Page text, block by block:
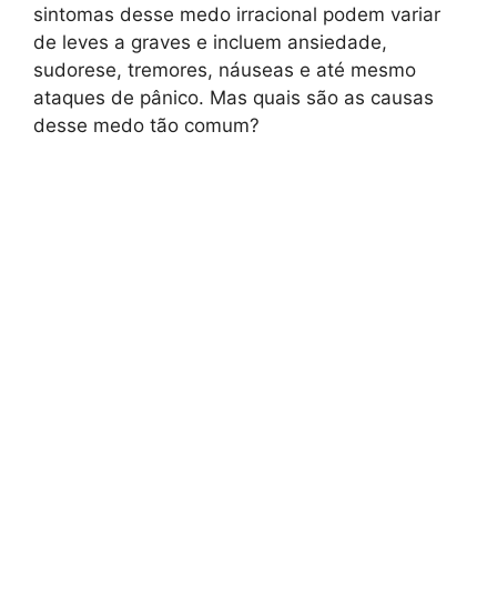
sintomas desse medo irracional podem variar
de leves a graves e incluem ansiedade,
sudorese, tremores, náuseas e até mesmo
ataques de pânico. Mas quais são as causas
desse medo tão comum?